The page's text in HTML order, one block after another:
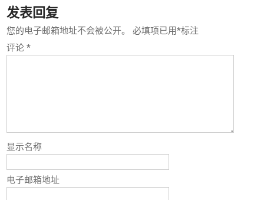
发表回复
您的电子邮箱地址不会被公开。 必填项已用*标注
评论*
显示名称
电子邮箱地址